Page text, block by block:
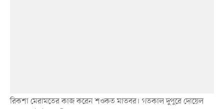
রিকশা মেরামতের কাজ করেন শওকত মাতবর। গতকাল দুপুরে দোয়েল